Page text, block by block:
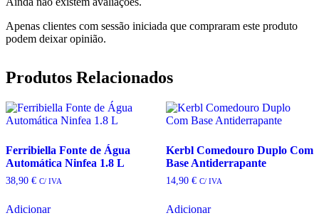
Apenas clientes com sessão iniciada que compraram este produto
podem deixar opinião.
Produtos Relacionados
Ferribiella Fonte de Água
Automática Ninfea 1.8 L
38,90 € C/ IVA
Adicionar
Kerbl Comedouro Duplo Com
Base Antiderrapante
14,90 € C/ IVA
Adicionar